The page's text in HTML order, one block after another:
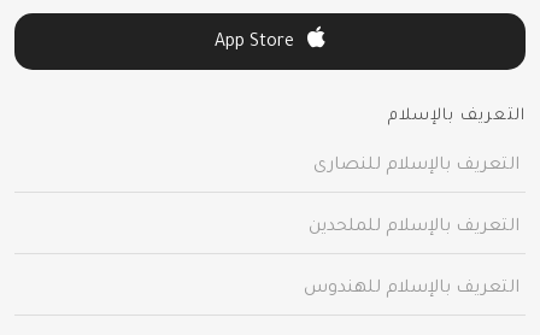
التعريف بالإسلام
التعريف بالإسلام للنصارى
التعريف بالإسلام للملحدين
التعريف بالإسلام للهندوس